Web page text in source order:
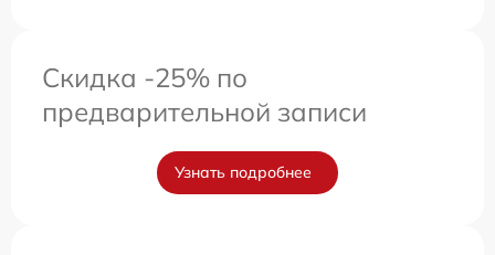
Скидка -25% по
предварительной записи
Узнать подробнее